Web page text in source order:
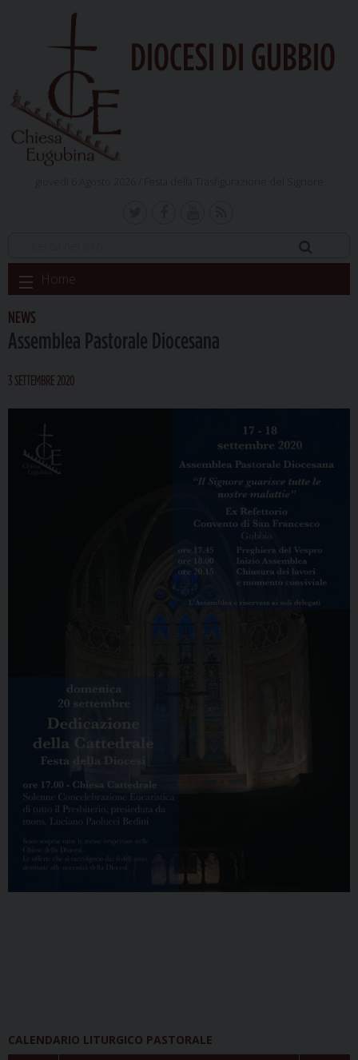
DIOCESI DI GUBBIO
Skip
to
content
Home
NEWS
Assemblea Pastorale Diocesana
3 SETTEMBRE 2020
CALENDARIO LITURGICO PASTORALE